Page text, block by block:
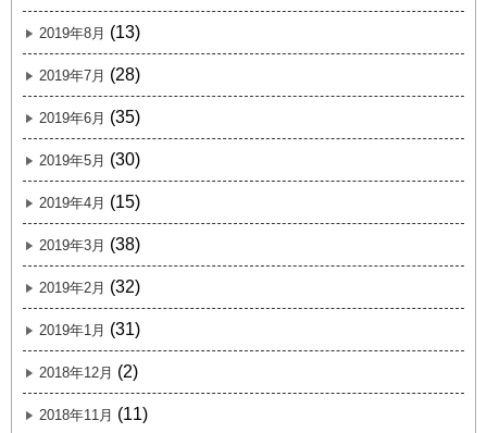
2019年8月 (13)
2019年7月 (28)
2019年6月 (35)
2019年5月 (30)
2019年4月 (15)
2019年3月 (38)
2019年2月 (32)
2019年1月 (31)
2018年12月 (2)
2018年11月 (11)